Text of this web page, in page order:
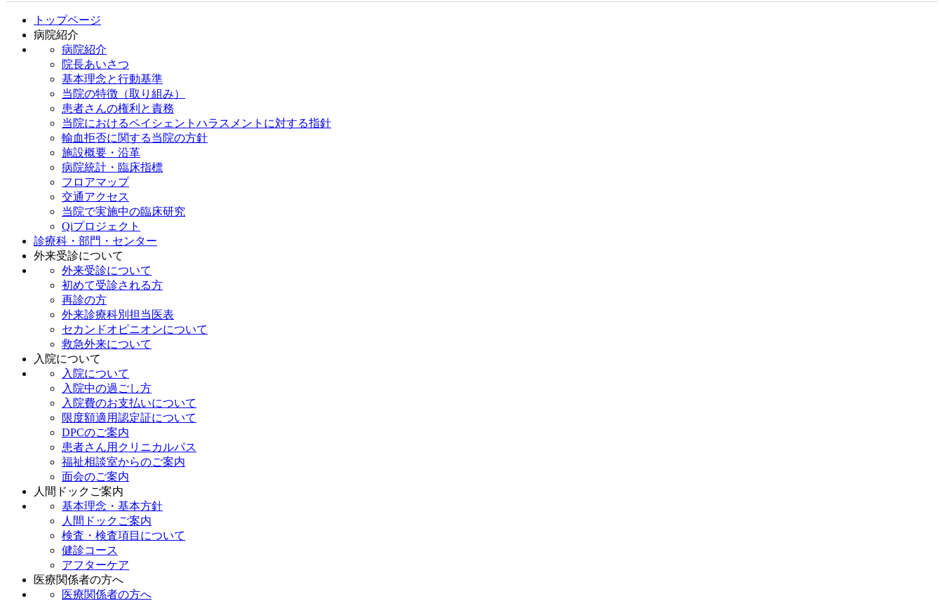
トップページ
病院紹介
病院紹介
院長あいさつ
基本理念と行動基準
当院の特徴（取り組み）
患者さんの権利と責務
当院におけるペイシェントハラスメントに対する指針
輸血拒否に関する当院の方針
施設概要・沿革
病院統計・臨床指標
フロアマップ
交通アクセス
当院で実施中の臨床研究
Qiプロジェクト
診療科・部門・センター
外来受診について
外来受診について
初めて受診される方
再診の方
外来診療科別担当医表
セカンドオピニオンについて
救急外来について
入院について
入院について
入院中の過ごし方
入院費のお支払いについて
限度額適用認定証について
DPCのご案内
患者さん用クリニカルパス
福祉相談室からのご案内
面会のご案内
人間ドックご案内
基本理念・基本方針
人間ドックご案内
検査・検査項目について
健診コース
アフターケア
医療関係者の方へ
医療関係者の方へ